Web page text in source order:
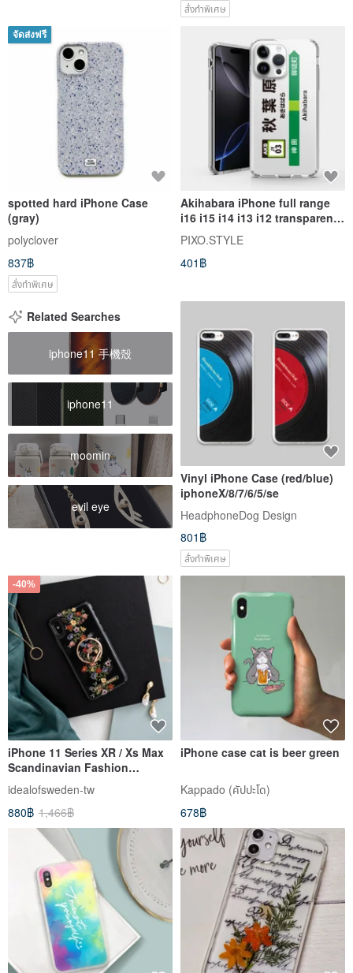
สั่งทำพิเศษ
จัดส่งฟรี
spotted hard iPhone Case
(gray)
polyclover
837฿
สั่งทำพิเศษ
Akihabara iPhone full range
i16 i15 i14 i13 i12 transparent
phone case PS002
PIXO.STYLE
401฿
Related Searches
iphone11 手機殼
iphone11
moomin
evil eye
Vinyl iPhone Case (red/blue)
iphoneX/8/7/6/5/se
HeadphoneDog Design
801฿
สั่งทำพิเศษ
-40%
iPhone 11 Series XR / Xs Max
Scandinavian Fashion
Swedish Popular Mobile
Phone Case - Black and
Colorful
idealofsweden-tw
880฿ 1,466฿
iPhone case cat is beer green
Kappado (คัปปะโด)
678฿